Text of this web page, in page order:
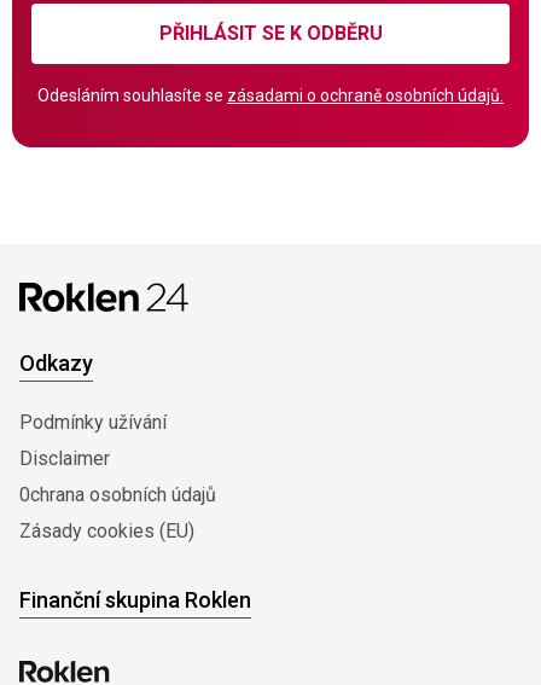
PŘIHLÁSIT SE K ODBĚRU
Odesláním souhlasíte se zásadami o ochraně osobních údajů.
Odkazy
Podmínky užívání
Disclaimer
0chrana osobních údajů
Zásady cookies (EU)
Finanční skupina Roklen